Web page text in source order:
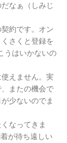
なぁ（しみじ
約です。オン
さくと登録を
うはいかないの
えません。実
またの機会で
少ないのでま
なってきま
が待ち遠しい